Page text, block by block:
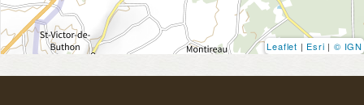
Leaflet | Esri | © IGN